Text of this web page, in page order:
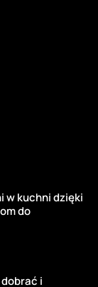
w kuchni dzięki
do
i